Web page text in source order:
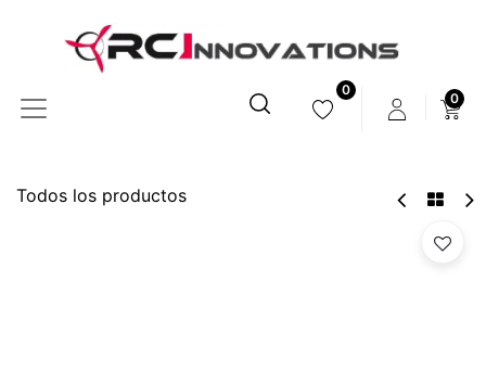
0
0
Todos los productos